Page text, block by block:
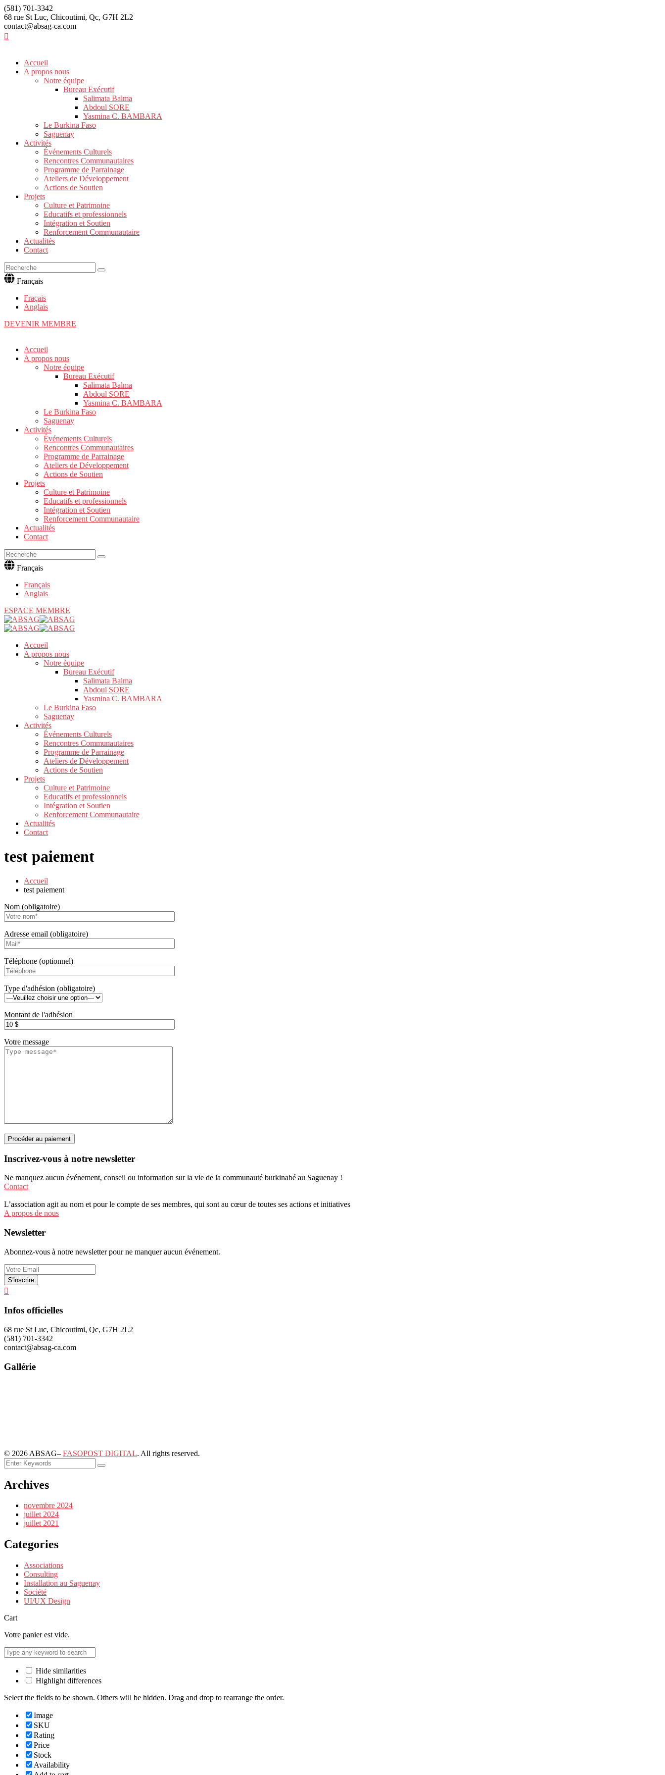
(581) 701-3342
68 rue St Luc, Chicoutimi, Qc, G7H 2L2
contact@absag-ca.com
Accueil
A propos nous
Notre équipe
Bureau Exécutif
Salimata Balma
Abdoul SORE
Yasmina C. BAMBARA
Le Burkina Faso
Saguenay
Activités
Événements Culturels
Rencontres Communautaires
Programme de Parrainage
Ateliers de Développement
Actions de Soutien
Projets
Culture et Patrimoine
Educatifs et professionnels
Intégration et Soutien
Renforcement Communautaire
Actualités
Contact
Français
Fraçais
Anglais
DEVENIR MEMBRE
Accueil
A propos nous
Notre équipe
Bureau Exécutif
Salimata Balma
Abdoul SORE
Yasmina C. BAMBARA
Le Burkina Faso
Saguenay
Activités
Événements Culturels
Rencontres Communautaires
Programme de Parrainage
Ateliers de Développement
Actions de Soutien
Projets
Culture et Patrimoine
Educatifs et professionnels
Intégration et Soutien
Renforcement Communautaire
Actualités
Contact
Français
Français
Anglais
ESPACE MEMBRE
Accueil
A propos nous
Notre équipe
Bureau Exécutif
Salimata Balma
Abdoul SORE
Yasmina C. BAMBARA
Le Burkina Faso
Saguenay
Activités
Événements Culturels
Rencontres Communautaires
Programme de Parrainage
Ateliers de Développement
Actions de Soutien
Projets
Culture et Patrimoine
Educatifs et professionnels
Intégration et Soutien
Renforcement Communautaire
Actualités
Contact
test paiement
Accueil
test paiement
Nom (obligatoire)
Adresse email (obligatoire)
Téléphone (optionnel)
Type d'adhésion (obligatoire)
Montant de l'adhésion
Votre message
Procéder au paiement
Inscrivez-vous à notre newsletter
Ne manquez aucun événement, conseil ou information sur la vie de la communauté burkinabé au Saguenay !
Contact
L’association agit au nom et pour le compte de ses membres, qui sont au cœur de toutes ses actions et initiatives
A propos de nous
Newsletter
Abonnez-vous à notre newsletter pour ne manquer aucun événement.
Infos officielles
68 rue St Luc, Chicoutimi, Qc, G7H 2L2
(581) 701-3342
contact@absag-ca.com
Gallérie
© 2026 ABSAG– FASOPOST DIGITAL. All rights reserved.
Archives
novembre 2024
juillet 2024
juillet 2021
Categories
Associations
Consulting
Installation au Saguenay
Société
UI/UX Design
Cart
Votre panier est vide.
Hide similarities
Highlight differences
Select the fields to be shown. Others will be hidden. Drag and drop to rearrange the order.
Image
SKU
Rating
Price
Stock
Availability